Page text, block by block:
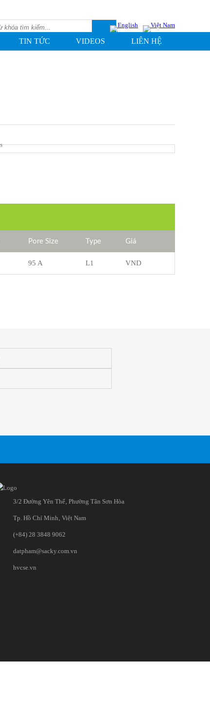
TIN TỨC VIDEOS LIÊN HỆ
Pore Size Type Giá
95 A L1 VND
3/2 Đường Yên Thế‚ Phường Tân Sơn Hòa
Tp. Hồ Chí Minh‚ Việt Nam
(+84) 28 3848 9062
datpham@sacky.com.vn
hvcse.vn